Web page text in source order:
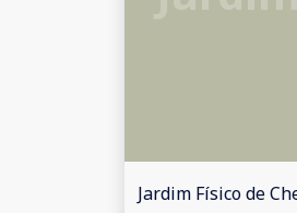
Jardim Físico de